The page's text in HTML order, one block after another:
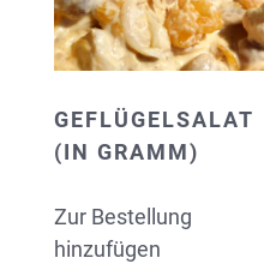
GEFLÜGELSALAT
(IN GRAMM)
Zur Bestellung
hinzufügen